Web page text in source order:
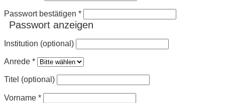
Passwort bestätigen *
Passwort anzeigen
Institution (optional)
Anrede *
Titel (optional)
Vorname *